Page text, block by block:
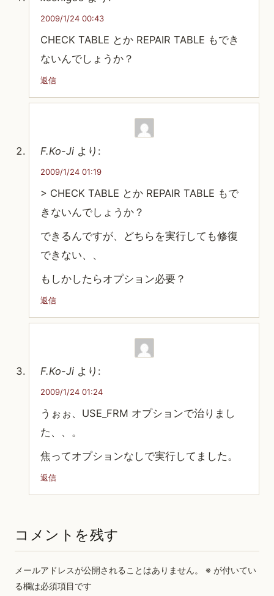
2009/1/24 00:43
CHECK TABLE とか REPAIR TABLE もでき
ないんでしょうか？
返信
F.Ko-Ji より:
2009/1/24 01:19
> CHECK TABLE とか REPAIR TABLE もで
きないんでしょうか？
できるんですが、どちらを実行しても修復
できない、、
もしかしたらオプション必要？
返信
F.Ko-Ji より:
2009/1/24 01:24
うぉぉ、USE_FRM オプションで治りまし
た、、。
焦ってオプションなしで実行してました。
返信
コメントを残す
メールアドレスが公開されることはありません。 ※ が付いてい
る欄は必須項目です